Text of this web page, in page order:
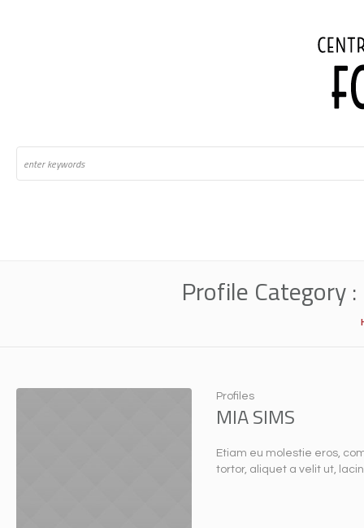
Profile Category
Profiles
MIA SIMS
Etiam eu molestie eros,
tortor, aliquet a velit ut,